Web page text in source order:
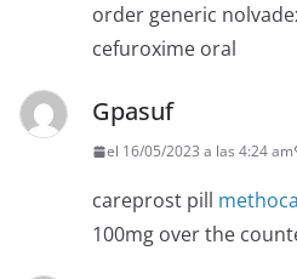
order generic
cefuroxime oral
Gpasuf
el 16/05/2023 a las 4:24 am
careprost pill
100mg over the